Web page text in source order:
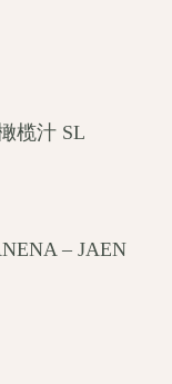
榄汁 SL
– JAEN